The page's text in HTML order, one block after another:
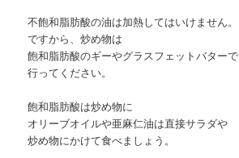
不飽和脂肪酸の油は加熱してはいけません。
ですから、炒め物は
飽和脂肪酸のギーやグラスフェットバターで
行ってください。
飽和脂肪酸は炒め物に
オリーブオイルや亜麻仁油は直接サラダや
炒め物にかけて食べましょう。